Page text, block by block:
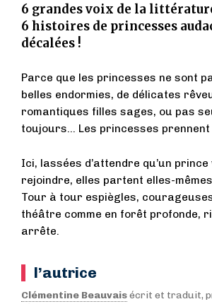
6 grandes voix de la
6 histoires de princesses
décalées !
Parce que les princesses ne sont
belles endormies, de délicates
romantiques filles sages, ou pas
toujours… Les princesses
Ici, lassées d’attendre qu’un
rejoindre, elles partent elles-
Tour à tour espiègles,
théâtre comme en forêt profonde,
arrête.
l’autrice
Clémentine Beauvaisécrit et traduit,